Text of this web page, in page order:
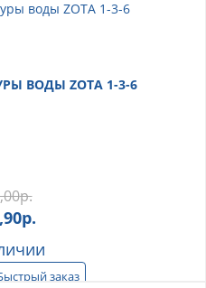
ВОДЫ ZOTA 1-3-6
р.
р.
заказ